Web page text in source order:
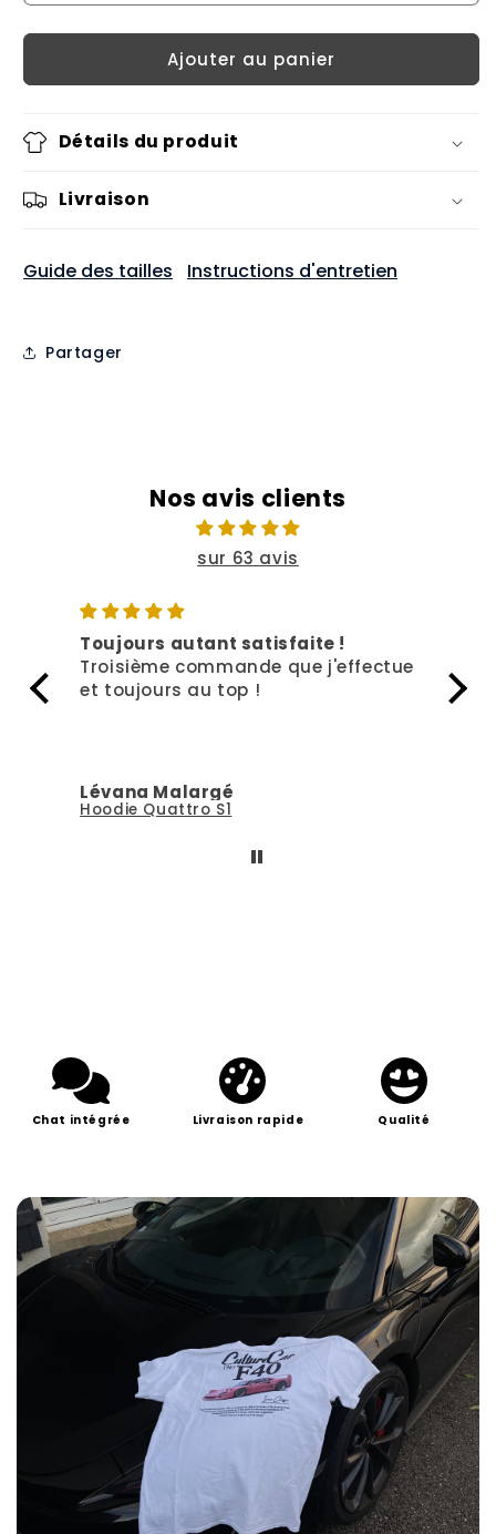
Ajouter au panier
Détails du produit
Livraison
Guide des tailles Instructions d'entretien
Partager
Nos avis clients
sur 63 avis
Toujours autant satisfaite !
Troisième commande que j'effectue
et toujours au top !
Lévana Malargé
Hoodie Quattro S1
top !
Chat intégrée Livraison rapide Qualité